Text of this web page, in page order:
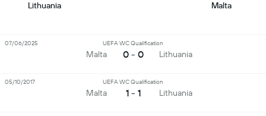
Lithuania Malta
Malta
UEFA WC Qualification
0 - 0 Lithuania
07/06/2025
Malta
UEFA WC Qualification
1 - 1 Lithuania
05/10/2017